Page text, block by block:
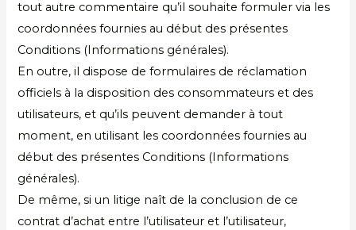
tout autre commentaire qu’il souhaite formuler via les
coordonnées fournies au début des présentes
Conditions (Informations générales).
En outre, il dispose de formulaires de réclamation
officiels à la disposition des consommateurs et des
utilisateurs, et qu’ils peuvent demander à tout
moment, en utilisant les coordonnées fournies au
début des présentes Conditions (Informations
générales).
De même, si un litige naît de la conclusion de ce
contrat d’achat entre l’utilisateur et l’utilisateur,